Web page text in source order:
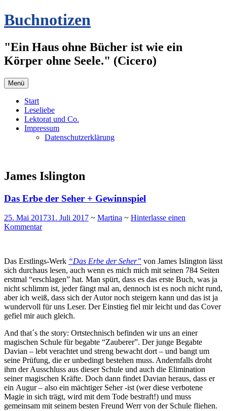
Zum
Inhalt
Buchnotizen
"Ein Haus ohne Bücher ist wie ein
Körper ohne Seele." (Cicero)
Menü
Start
Leseliebe
Lektorat und Co.
Impressum
Datenschutzerklärung
James Islington
Das Erbe der Seher + Gewinnspiel
25. Mai 201731. Juli 2017 ~ Martina ~ Hinterlasse einen
Kommentar
Das Erstlings-Werk “Das Erbe der Seher” von James Islington lässt
sich durchaus lesen, auch wenn es mich mich mit seinen 784 Seiten
erstmal “erschlagen” hat. Man spürt, dass es das erste Buch, was ja
nicht schlimm ist, jeder fängt mal an, dennoch ist es noch nicht rund,
aber ich weiß, dass sich der Autor noch steigern kann und das ist ja
wundervoll für uns Leser. Der Einstieg fiel mir leicht und das Cover
gefiel mir auch gleich.
And that´s the story: Ortstechnisch befinden wir uns an einer
magischen Schule für begabte “Zauberer”. Der junge Begabte
Davian – lebt verachtet und streng bewacht dort – und bangt um
seine Prüfung, die er unbedingt bestehen muss. Andernfalls droht
ihm der Ausschluss aus dieser Schule und auch die Elimination
seiner magischen Kräfte. Doch dann findet Davian heraus, dass er
ein Augur – also ein mächtiger Seher -ist (wer diese verbotene
Magie in sich trägt, wird mit dem Tode bestraft!) und muss
gemeinsam mit seinem besten Freund Werr von der Schule fliehen.